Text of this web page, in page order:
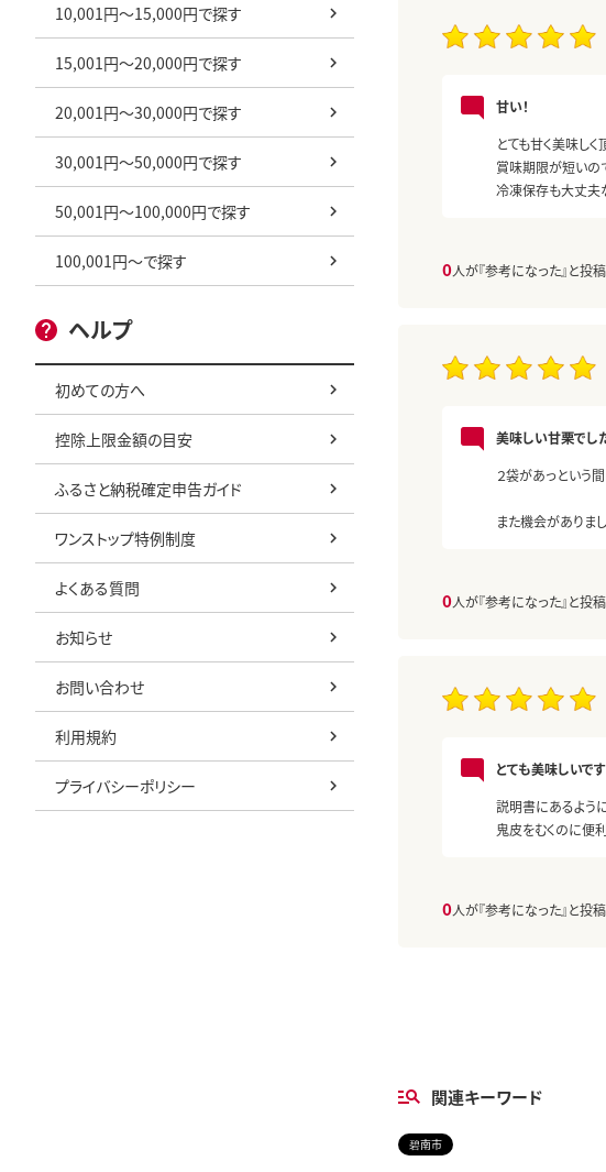
10,001円～15,000円で探す
15,001円～20,000円で探す
20,001円～30,000円で探す
30,001円～50,000円で探す
50,001円～100,000円で探す
100,001円～で探す
ヘルプ
初めての方へ
控除上限金額の目安
ふるさと納税確定申告ガイド
ワンストップ特例制度
よくある質問
お知らせ
お問い合わせ
利用規約
プライバシーポリシー
甘い！
とても甘く美味しく
賞味期限が短いの
冷凍保存も大丈夫
0人が『参考になった』と投稿
美味しい甘栗でし
２袋があっという
また機会がありま
0人が『参考になった』と投稿
とても美味しいです
説明書にあるよう
鬼皮をむくのに便利
0人が『参考になった』と投稿
関連キーワード
碧南市